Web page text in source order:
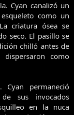
Cyan canalizó un
como un
criatura ósea se
seco. El pasillo se
chilló antes de
como
permaneció
sus invocados
en la nuca